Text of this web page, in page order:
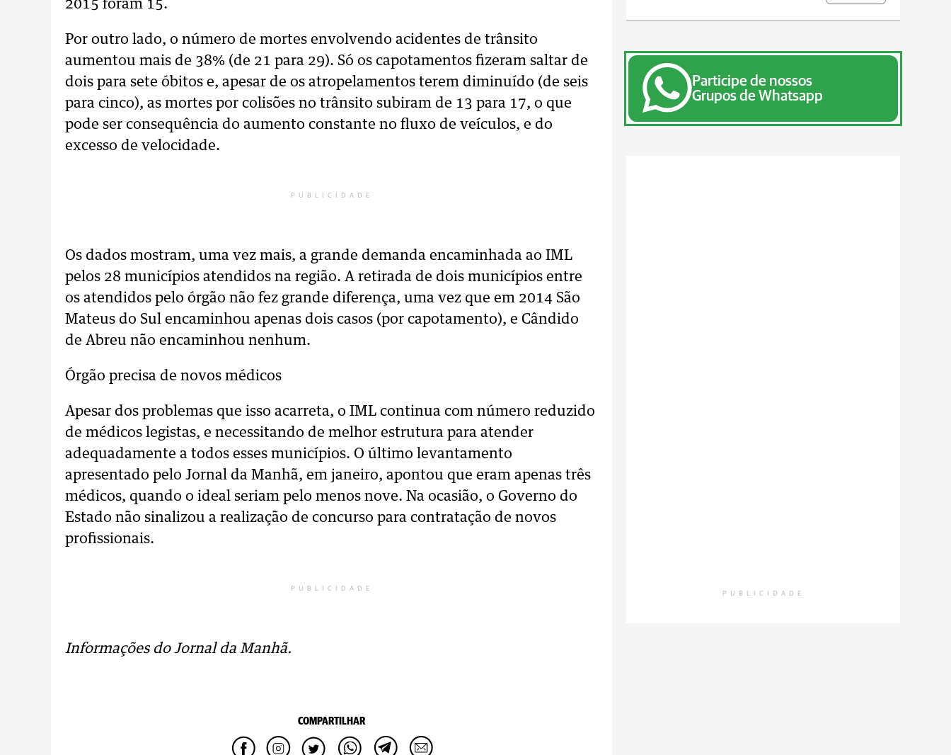
2015 foram 15.
Por outro lado, o número de mortes envolvendo acidentes de trânsito
aumentou mais de 38% (de 21 para 29). Só os capotamentos fizeram saltar de
dois para sete óbitos e, apesar de os atropelamentos terem diminuído (de seis
para cinco), as mortes por colisões no trânsito subiram de 13 para 17, o que
pode ser consequência do aumento constante no fluxo de veículos, e do
excesso de velocidade.
PUBLICIDADE
Os dados mostram, uma vez mais, a grande demanda encaminhada ao IML
pelos 28 municípios atendidos na região. A retirada de dois municípios entre
os atendidos pelo órgão não fez grande diferença, uma vez que em 2014 São
Mateus do Sul encaminhou apenas dois casos (por capotamento), e Cândido
de Abreu não encaminhou nenhum.
Órgão precisa de novos médicos
Apesar dos problemas que isso acarreta, o IML continua com número reduzido
de médicos legistas, e necessitando de melhor estrutura para atender
adequadamente a todos esses municípios. O último levantamento
apresentado pelo Jornal da Manhã, em janeiro, apontou que eram apenas três
médicos, quando o ideal seriam pelo menos nove. Na ocasião, o Governo do
Estado não sinalizou a realização de concurso para contratação de novos
profissionais.
PUBLICIDADE
Informações do Jornal da Manhã.
COMPARTILHAR
Participe de nossos
Grupos de Whatsapp
PUBLICIDADE